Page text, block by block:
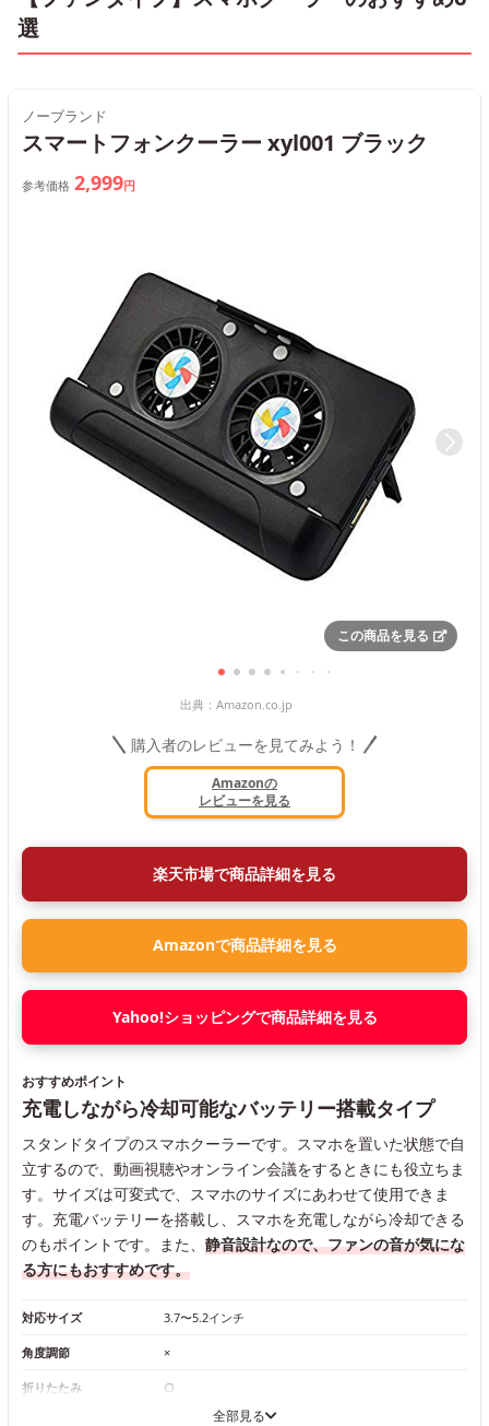
選
ノーブランド
スマートフォンクーラー xyl001 ブラック
参考価格 2,999円
この商品を見る
出典： Amazon.co.jp
購入者のレビューを見てみよう！
Amazonの
レビューを見る
楽天市場で商品詳細を見る
Amazonで商品詳細を見る
Yahoo!ショッピングで商品詳細を見る
おすすめポイント
充電しながら冷却可能なバッテリー搭載タイプ
スタンドタイプのスマホクーラーです。スマホを置いた状態で自
立するので、動画視聴やオンライン会議をするときにも役立ちま
す。サイズは可変式で、スマホのサイズにあわせて使用できま
す。充電バッテリーを搭載し、スマホを充電しながら冷却できる
のもポイントです。また、 静音設計なので、ファンの音が気にな
る方にもおすすめです。
対応サイズ 3.7〜5.2インチ
角度調節 ×
折りたたみ ○
全部見る